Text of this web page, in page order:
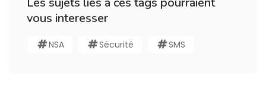
vous interesser
NSA Sécurité SMS